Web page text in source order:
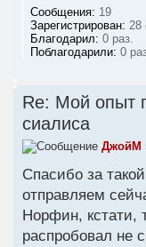
Сообщения: 19
Зарегистрирован: 28
Благодарил: 0 раз.
Поблагодарили: 0
Re: Мой опыт
сиалиса
ДжойМ
Спасибо за
отправляем
Норфин, кстати,
распробовал не